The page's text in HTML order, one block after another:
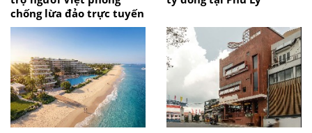
chống lừa đảo trực tuyến